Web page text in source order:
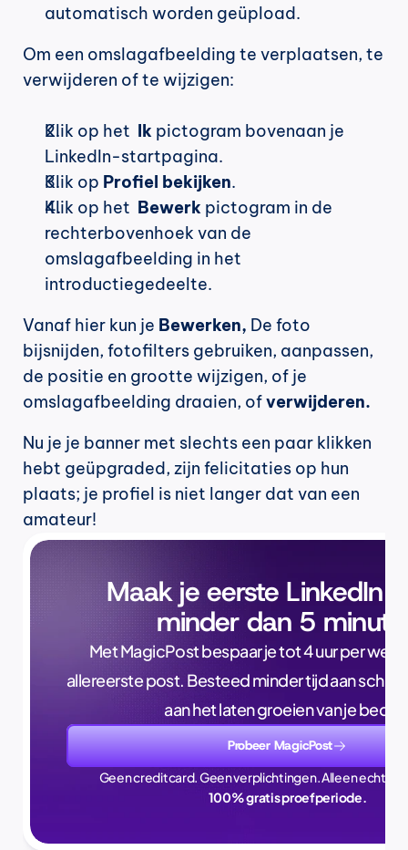
automatisch worden geüpload.
Om een omslagafbeelding te verplaatsen, te
verwijderen of te wijzigen:
Klik op het Ik pictogram bovenaan je
LinkedIn-startpagina.
Klik op Profiel bekijken.
Klik op het Bewerk pictogram in de
rechterbovenhoek van de
omslagafbeelding in het
introductiegedeelte.
Vanaf hier kun je Bewerken, De foto
bijsnijden, fotofilters gebruiken, aanpassen,
de positie en grootte wijzigen, of je
omslagafbeelding draaien, of verwijderen.
Nu je je banner met slechts een paar klikken
hebt geüpgraded, zijn felicitaties op hun
plaats; je profiel is niet langer dat van een
amateur!
Maak je eerste LinkedIn
minder dan 5
Met MagicPost bespaar je tot 4 uur per
allereerste post. Besteed minder tijd aan
aan het laten groeien van je
Probeer MagicPost
Geen creditcard. Geen verplichtingen. Alleen echte
100% gratis proefperiode.